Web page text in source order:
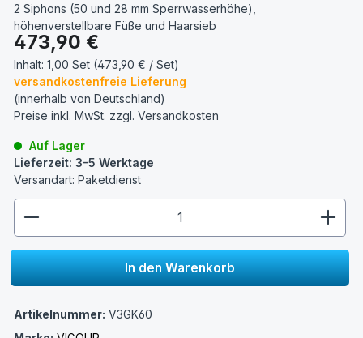
2 Siphons (50 und 28 mm Sperrwasserhöhe),
höhenverstellbare Füße und Haarsieb
Regulärer Preis:
473,90 €
Inhalt: 1,00 Set (473,90 € / Set)
versandkostenfreie Lieferung
(innerhalb von Deutschland)
Preise inkl. MwSt. zzgl. Versandkosten
Auf Lager
Lieferzeit: 3-5 Werktage
Versandart: Paketdienst
In den Warenkorb
Artikelnummer: V3GK60